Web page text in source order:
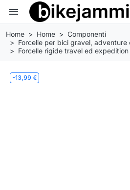
menu
Home Home
Componenti
Forcelle per bici gravel, adventure
Forcelle rigide travel ed expedition
-13,99 €